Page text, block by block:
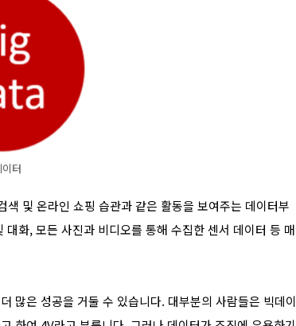
터
및 온라인 쇼핑 습관과 같은 활동을 보여주는 데이터부
화, 모든 사진과 비디오를 통해 수집한 센서 데이터 등 매
많은 성공을 거둘 수 있습니다. 대부분의 사람들은 빅데이